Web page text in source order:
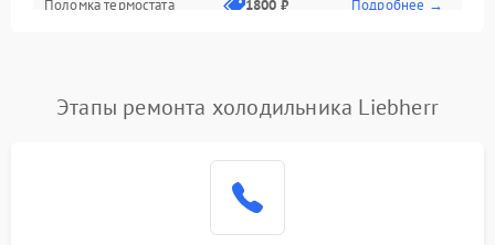
Поломка термостата 1800 ₽ Подробнее →
Поломка системы No Frost 2600 ₽ Подробнее →
Этапы ремонта холодильника Liebherr